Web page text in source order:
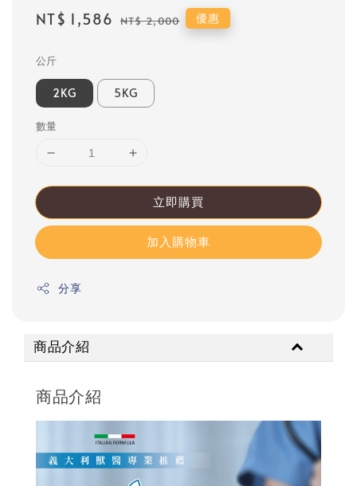
Sale
NT$ 1,586 Regular
NT$ 2,000 優惠
公斤
2KG 5KG
數量
立即購買
加入購物車
分享
商品介紹
商品介紹